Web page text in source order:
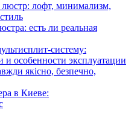
лофт, минимализм,
есть ли реальная
систему:
и особенности эксплуатации
якісно, безпечно,
в Киеве: